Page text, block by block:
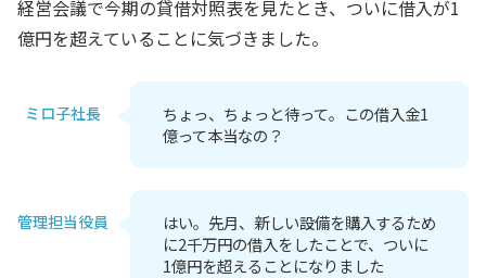
経営会議で今期の貸借対照表を見たとき、ついに借入が1
億円を超えていることに気づきました。
ミロ子社長
ちょっ、ちょっと待って。この借入金1
億って本当なの？
管理担当役員
はい。先月、新しい設備を購入するため
に2千万円の借入をしたことで、ついに
1億円を超えることになりました